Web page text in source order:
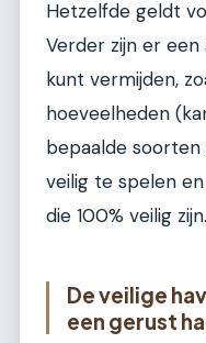
Hetzelfde geldt
Verder zijn er
kunt vermijden,
hoeveelheden
bepaalde
veilig te spelen
die 100% veilig zijn.
De veilige
een gerust